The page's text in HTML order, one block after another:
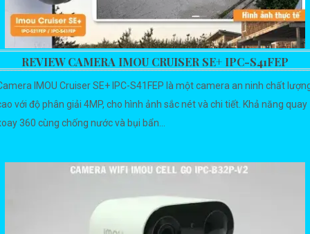
REVIEW CAMERA IMOU CRUISER SE+ IPC-S41FEP
IMOU Cruiser SE+ IPC-S41FEP là một camera an ninh chất
với độ phân giải 4MP, cho hình ảnh sắc nét và chi tiết. Khả năng quay
360 cùng chống nước và bụi bẩn...